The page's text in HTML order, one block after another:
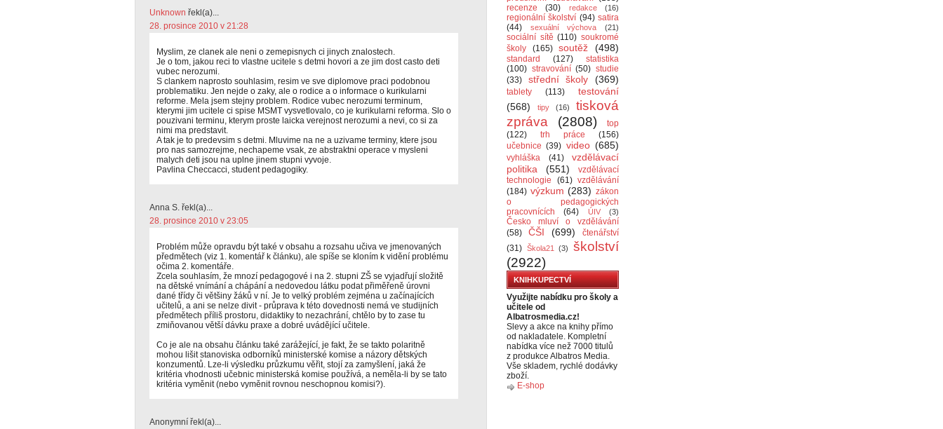
Unknown řekl(a)...
28. prosince 2010 v 21:28
Myslim, ze clanek ale neni o zemepisnych ci jinych znalostech.
Je o tom, jakou reci to vlastne ucitele s detmi hovori a ze jim dost casto deti
vubec nerozumi.
S clankem naprosto souhlasim, resim ve sve diplomove praci podobnou
problematiku. Jen nejde o zaky, ale o rodice a o informace o kurikularni
reforme. Mela jsem stejny problem. Rodice vubec nerozumi terminum,
kterymi jim ucitele ci spise MSMT vysvetlovalo, co je kurikularni reforma. Slo o
pouzivani terminu, kterym proste laicka verejnost nerozumi a nevi, co si za
nimi ma predstavit.
A tak je to predevsim s detmi. Mluvime na ne a uzivame terminy, ktere jsou
pro nas samozrejme, nechapeme vsak, ze abstraktni operace v mysleni
malych deti jsou na uplne jinem stupni vyvoje.
Pavlina Checcacci, student pedagogiky.
Anna S. řekl(a)...
28. prosince 2010 v 23:05
Problém může opravdu být také v obsahu a rozsahu učiva ve jmenovaných
předmětech (viz 1. komentář k článku), ale spíše se kloním k vidění problému
očima 2. komentáře.
Zcela souhlasím, že mnozí pedagogové i na 2. stupni ZŠ se vyjadřují složitě
na dětské vnímání a chápání a nedovedou látku podat přiměřeně úrovni
dané třídy či většiny žáků v ní. Je to velký problém zejména u začínajících
učitelů, a ani se nelze divit - průprava k této dovednosti nemá ve studijních
předmětech příliš prostoru, didaktiky to nezachrání, chtělo by to zase tu
zmiňovanou větší dávku praxe a dobré uvádějící učitele.
Co je ale na obsahu článku také zarážející, je fakt, že se takto polaritně
mohou lišit stanoviska odborníků ministerské komise a názory dětských
konzumentů. Lze-li výsledku průzkumu věřit, stojí za zamyšlení, jaká že
kritéria vhodnosti učebnic ministerská komise používá, a neměla-li by se tato
kritéria vyměnit (nebo vyměnit rovnou neschopnou komisi?).
Anonymní řekl(a)...
recenze
(30) redakce (16)
regionální školství (94) satira
(44)
sexuální výchova (21)
sociální sítě (110) soukromé
školy
(165) soutěž (498)
standard (127)
statistika
(100) stravování (50) studie
(33)
střední školy (369)
tablety (113)
testování
(568)
tipy (16)
tisková
zpráva
(2808)
top
(122)
trh práce
(156)
učebnice (39) video (685)
vyhláška (41)
vzdělávací
politika
(551)
vzdělávací
technologie
(61) vzdělávání
(184) výzkum (283) zákon
o pedagogických
pracovnících
(64) ÚIV (3)
Česko mluví o vzdělávání
(58)
ČŠI (699)
čtenářství
(31) Škola21 (3)
školství
(2922)
KNIHKUPECTVÍ
Využijte nabídku pro školy a
učitele od
Albatrosmedia.cz!
Slevy a akce na knihy přímo
od nakladatele. Kompletní
nabídka více než 7000 titulů
z produkce Albatros Media.
Vše skladem, rychlé dodávky
zboží.
E-shop